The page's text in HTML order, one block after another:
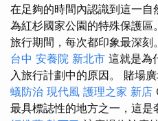
在足夠的時間內認識到這一
為紅杉國家公園的特殊保護區
旅行期間，每次都印象最深刻
台中 安養院 新北市 這就是為
入旅行計劃中的原因。 賭場
蟻防治 現代風 護理之家 新店
最具標誌性的地方之一，這是